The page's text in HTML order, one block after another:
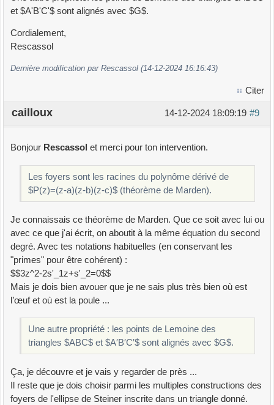
et $A'B'C'$ sont alignés avec $G$.
Cordialement,
Rescassol
Dernière modification par Rescassol (14-12-2024 16:16:43)
Citer
#9
14-12-2024 18:09:19
cailloux
Bonjour Rescassol et merci pour ton intervention.
Les foyers sont les racines du polynôme dérivé de
$P(z)=(z-a)(z-b)(z-c)$ (théorème de Marden).
Je connaissais ce théorème de Marden. Que ce soit avec lui ou
avec ce que j'ai écrit, on aboutit à la même équation du second
degré. Avec tes notations habituelles (en conservant les
"primes" pour être cohérent) :
$$3z^2-2s'_1z+s'_2=0$$
Mais je dois bien avouer que je ne sais plus très bien où est
l’œuf et où est la poule ...
Une autre propriété : les points de Lemoine des
triangles $ABC$ et $A′B′C′$ sont alignés avec $G$.
Ça, je découvre et je vais y regarder de près ...
Il reste que je dois choisir parmi les multiples constructions des
foyers de l'ellipse de Steiner inscrite dans un triangle donné.